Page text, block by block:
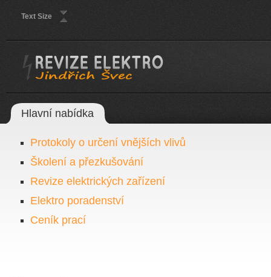
Text Size
Hlavní nabídka
Protokoly o určení vnějších vlivů
Školení a přezkušování
Revize elektrických zařízení
Elektro poradenství
Ceník prací